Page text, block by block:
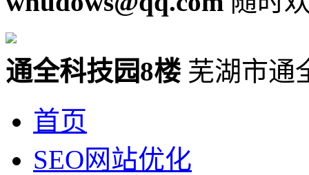
通全科技园8楼 芜湖市通
首页
SEO网站优化